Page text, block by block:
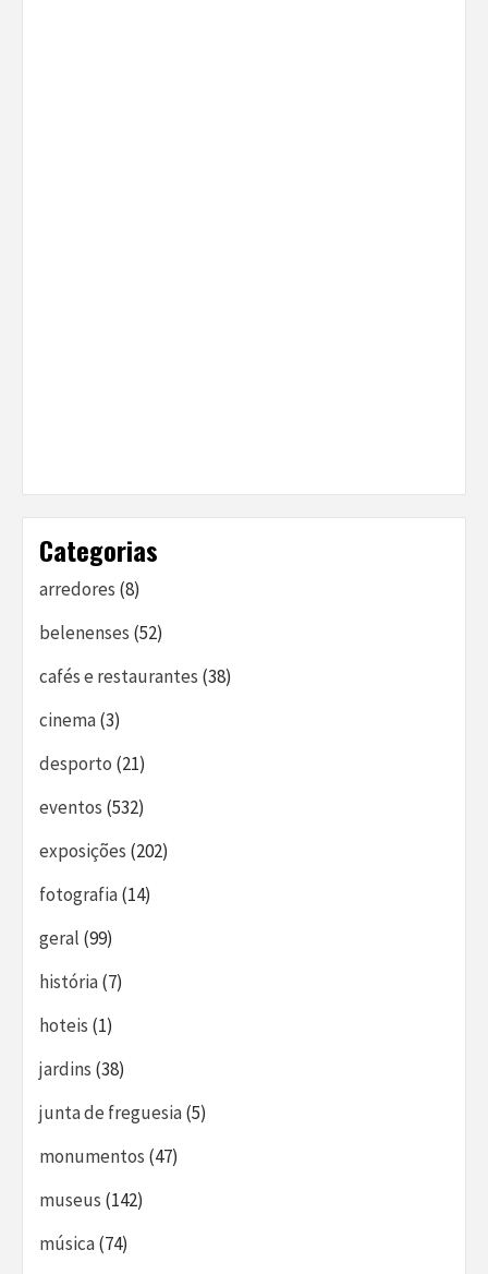
Categorias
arredores (8)
belenenses (52)
cafés e restaurantes (38)
cinema(3)
desporto (21)
eventos (532)
exposições (202)
fotografia(14)
geral (99)
história(7)
hoteis (1)
jardins (38)
junta de freguesia(5)
monumentos (47)
museus (142)
música(74)